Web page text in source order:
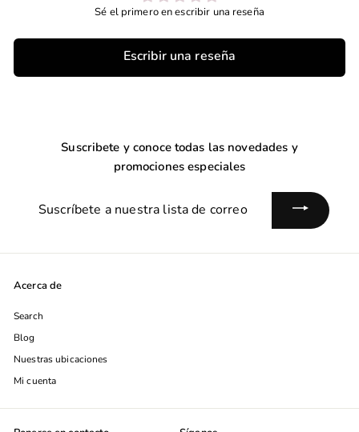
Sé el primero en escribir una reseña
Escribir una reseña
Suscribete y conoce todas las novedades y
promociones especiales
Suscríbete
lista
correo
Acerca de
Search
Blog
Nuestras ubicaciones
Mi cuenta